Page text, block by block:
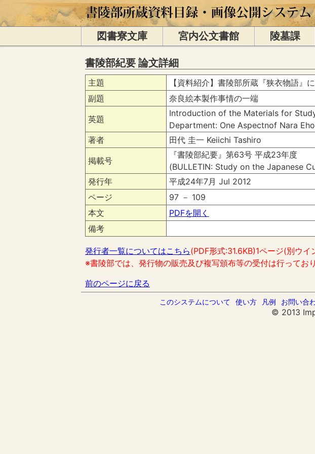
図書寮文庫 宮内公文書館 陵墓課
書陵部紀要 論文詳細
主題
【資料紹介】書陵部所蔵『狭衣物語』
副題
奈良絵本製作事情の一端
英題
Introduction of the Materials for
Department: One Aspectnof Nara
著者
田代 圭一 Keiichi Tashiro
掲載号
『書陵部紀要』第63号 平成23年度
(BULLETIN: Study on the Japanese
発行年
平成24年7月 Jul 2012
ページ
97 － 109
本文
PDFを開く
備考
発行者一覧についてはこちら(PDF形式:31.6KB)1ページ(別ウイ
※書陵部では、発行物の販売及び複写頒布等の受付は行っており
前のページに戻る
このシステムについて 使い方 凡例 お問い合
© 2013